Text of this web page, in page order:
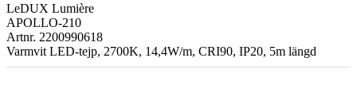
LeDUX Lumière
APOLLO-210
Artnr. 2200990618
Varmvit LED-tejp, 2700K, 14,4W/m, CRI90, IP20, 5m längd